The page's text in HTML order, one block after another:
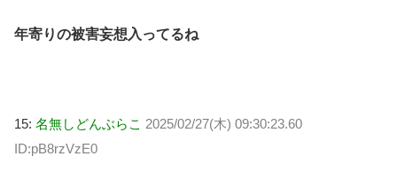
年寄りの被害妄想入ってるね
15: 名無しどんぶらこ 2025/02/27(木) 09:30:23.60
ID:pB8rzVzE0